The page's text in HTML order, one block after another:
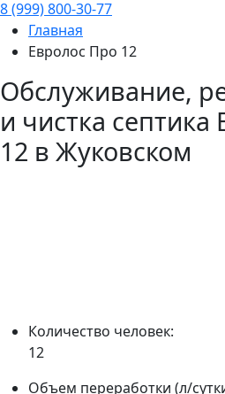
8 (999) 800-30-77
Главная
Евролос Про 12
Обслуживание,
и чистка септика
12 в Жуковском
Количество человек:
12
Объем переработки (л/